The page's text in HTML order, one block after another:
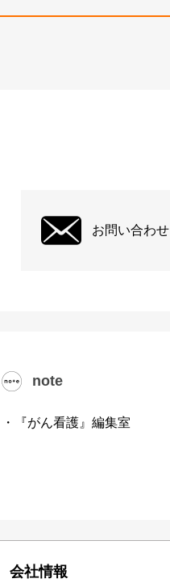
お問い合わせ
note
・『がん看護』編集室
会社情報